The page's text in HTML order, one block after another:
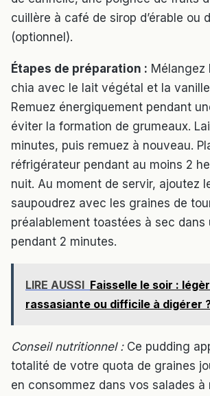
cuillère à café de sirop d’érable ou
(optionnel).
Étapes de préparation : Mélangez
chia avec le lait végétal et la
Remuez énergiquement pendant
éviter la formation de grumeaux.
minutes, puis remuez à nouveau.
réfrigérateur pendant au moins 2
nuit. Au moment de servir, ajoutez
saupoudrez avec les graines de
préalablement toastées à sec dans
pendant 2 minutes.
LIRE AUSSI Faisselle le soir :
rassasiante ou difficile à digérer
Conseil nutritionnel :Ce pudding
totalité de votre quota de graines
en consommez dans vos salades à